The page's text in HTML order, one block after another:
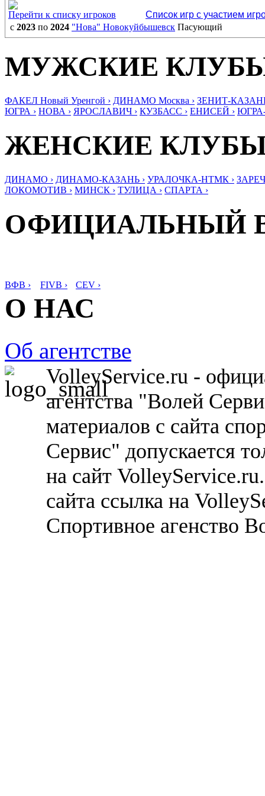
Перейти к списку игроков
Список игр с участием
с 2023 по 2024 "Нова" Новокуйбышевск Пасующий
МУЖСКИЕ
ФАКЕЛ Новый Уренгой › ДИНАМО Москва › ЗЕНИТ-
ЮГРА › НОВА › ЯРОСЛАВИЧ › КУЗБАСС › ЕНИСЕЙ ›
ЖЕНСКИЕ
ДИНАМО › ДИНАМО-КАЗАНЬ › УРАЛОЧКА-НТМК ›
ЛОКОМОТИВ › МИНСК › ТУЛИЦА › СПАРТА ›
ОФИЦИАЛЬНЫЙ
ВФВ › FIVB › CEV ›
О НАС
Об агентстве
VolleyService.ru -
агентства "Волей
материалов с сайта
Сервис" допускается
на сайт
сайта ссылка на
Спортивное агенство